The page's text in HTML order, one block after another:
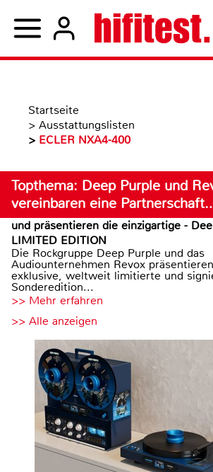
Startseite
> Ausstattungslisten
> ECLER NXA4-400
Topthema: Deep Purple und
vereinbaren eine
und präsentieren die einzigartige -
LIMITED EDITION
Die Rockgruppe Deep Purple und das
Audiounternehmen Revox
exklusive, weltweit limitierte und
Sonderedition...
>> Mehr erfahren
>> Alle anzeigen